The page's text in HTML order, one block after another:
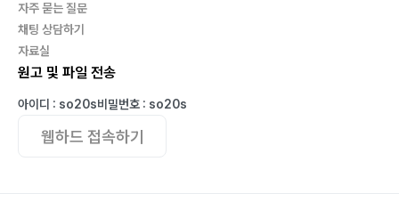
자주 묻는 질문
채팅 상담하기
자료실
원고 및 파일 전송
아이디 : so20s비밀번호 : so20s
웹하드 접속하기